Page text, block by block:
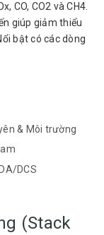
CO, CO2 và CH4.
giúp giảm thiểu
bật có các dòng
& Môi trường
DCS
(Stack